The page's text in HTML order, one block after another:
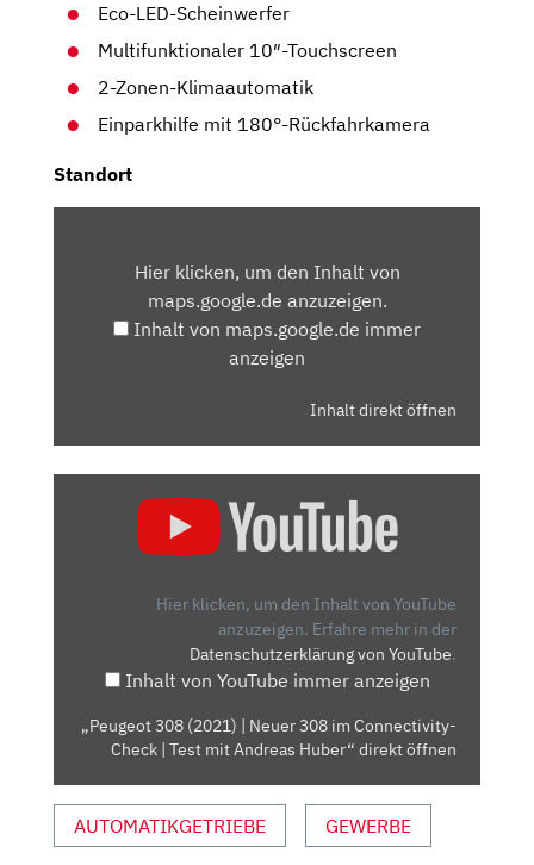
Eco-LED-Scheinwerfer
Multifunktionaler 10″-Touchscreen
2-Zonen-Klimaautomatik
Einparkhilfe mit 180°-Rückfahrkamera
Standort
MAPS.GOOGLE.DEHier klicken, um den Inhalt von
maps.google.de anzuzeigen.
Inhalt von maps.google.de immer
anzeigen
Inhalt direkt öffnen
CONNECTIVITY-
CHECK
MIT
ANDREAS
Hier klicken, um den Inhalt von YouTube
anzuzeigen. Erfahre mehr in der
Datenschutzerklärung von YouTube.
Inhalt von YouTube immer anzeigen
„Peugeot 308 (2021) | Neuer 308 im Connectivity-
Check | Test mit Andreas Huber“ direkt öffnen
AUTOMATIKGETRIEBE GEWERBE